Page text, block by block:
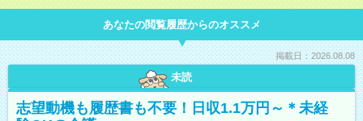
あなたの閲覧履歴からのオススメ
掲載日：2026.08.08
未読
志望動機も履歴書も不要！日収1.1万円～＊未経